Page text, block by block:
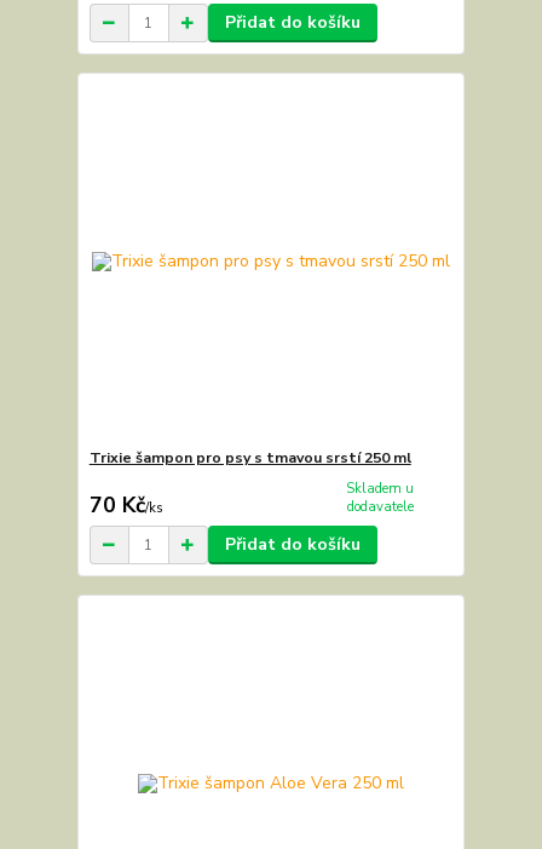
Přidat do košíku
Trixie šampon pro psy s tmavou srstí 250 ml
70 Kč/ks
Skladem u
dodavatele
Přidat do košíku